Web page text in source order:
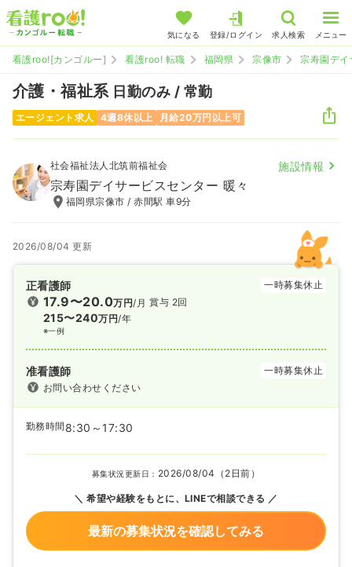
気になる 登録/ログイン 求人検索 メニュー
看護roo![カンゴルー] 看護roo! 転職 福岡県 宗像市 宗寿園デ
介護・福祉系 日勤のみ / 常勤
エージェント求人 4週8休以上 月給20万円以上可
社会福祉法人北筑前福祉会 施設情報
宗寿園デイサービスセンター 暖々
福岡県宗像市 / 赤間駅 車9分
2026/08/04 更新
正看護師 一時募集休止
17.9〜20.0万円/月
215〜240万円/年
※一例
賞与 2回
准看護師
一時募集休止
お問い合わせください
勤務時間 8:30～17:30
募集状況更新日： 2026/08/04（2日前）
希望や経験をもとに、LINEで相談できる
最新の募集状況を確認してみる